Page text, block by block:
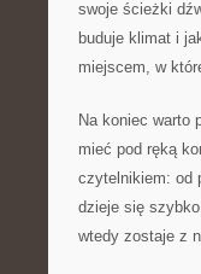
swoje ścieżki
buduje klimat i
miejscem, w
Na koniec warto
mieć pod ręką
czytelnikiem: od
dzieje się
wtedy zostaje z